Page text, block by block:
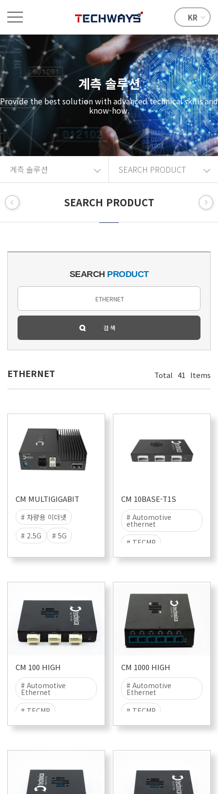
KR
계측 솔루션
Provide the best solution with advanced technical skills and
know-how.
계측 솔루션 SEARCH PRODUCT
SEARCH PRODUCT
SEARCH PRODUCT
ETHERNET Total 41 Items
CM MULTIGIGABIT
# 차량용 이더넷
# 2.5G
# 5G
CM 10BASE-T1S
# Automotive
ethernet
# TECMP
# 10BASE-T1S
CM 100 HIGH
# Automotive
Ethernet
# TECMP
# 100BASE-T1
CM 1000 HIGH
# Automotive
Ethernet
# TECMP
# 1000BASE-T1